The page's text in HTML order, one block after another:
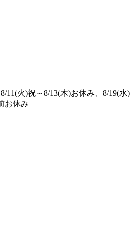
11(火)祝～8/13(木)お休み、8/19(水)
お休み